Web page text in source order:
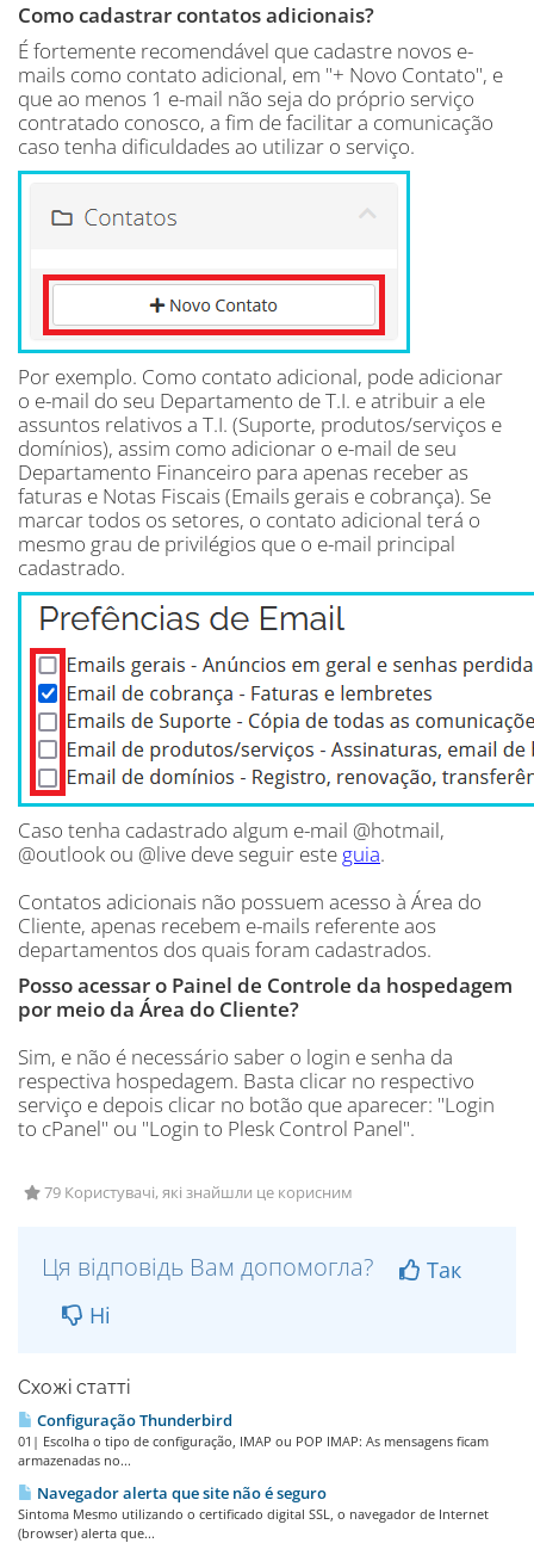
Como cadastrar contatos adicionais?
É fortemente recomendável que cadastre novos e-
mails como contato adicional, em "+ Novo Contato", e
que ao menos 1 e-mail não seja do próprio serviço
contratado conosco, a fim de facilitar a comunicação
caso tenha dificuldades ao utilizar o serviço.
Por exemplo. Como contato adicional, pode adicionar
o e-mail do seu Departamento de T.I. e atribuir a ele
assuntos relativos a T.I. (Suporte, produtos/serviços e
domínios), assim como adicionar o e-mail de seu
Departamento Financeiro para apenas receber as
faturas e Notas Fiscais (Emails gerais e cobrança). Se
marcar todos os setores, o contato adicional terá o
mesmo grau de privilégios que o e-mail principal
cadastrado.
Caso tenha cadastrado algum e-mail @hotmail,
@outlook ou @live deve seguir este guia.
Contatos adicionais não possuem acesso à Área do
Cliente, apenas recebem e-mails referente aos
departamentos dos quais foram cadastrados.
Posso acessar o Painel de Controle da hospedagem
por meio da Área do Cliente?
Sim, e não é necessário saber o login e senha da
respectiva hospedagem. Basta clicar no respectivo
serviço e depois clicar no botão que aparecer: "Login
to cPanel" ou "Login to Plesk Control Panel".
79 Користувачі, які знайшли це корисним
Ця відповідь Вам допомогла?
Так
Ні
Схожі статті
Configuração Thunderbird
01| Escolha o tipo de configuração, IMAP ou POP IMAP: As mensagens ficam
armazenadas no...
Navegador alerta que site não é seguro
Sintoma Mesmo utilizando o certificado digital SSL, o navegador de Internet
(browser) alerta que...